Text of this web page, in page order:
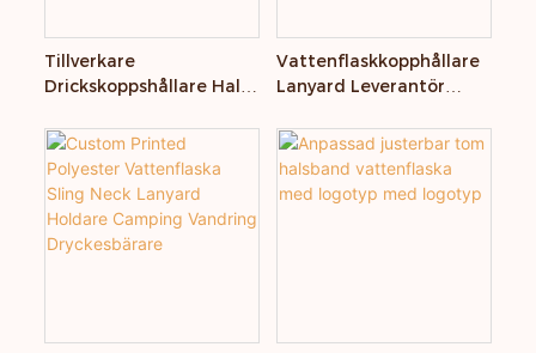
Tillverkare
Drickskoppshållare Hals
vattenflaska
Vattenflaskkopphållare
Lanyard Leverantör
vattenflaskhållare
Polyester Lanyard